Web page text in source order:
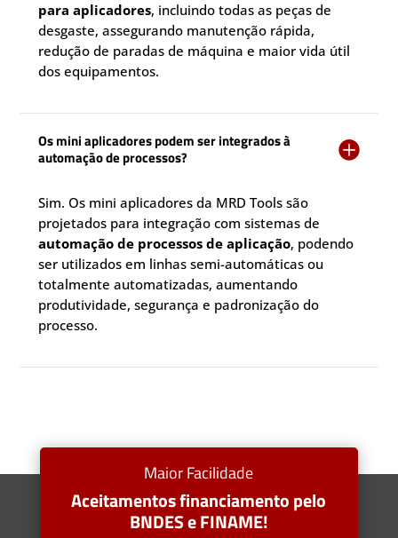
para aplicadores, incluindo todas as peças de
desgaste, assegurando manutenção rápida,
redução de paradas de máquina e maior vida útil
dos equipamentos.
Os mini aplicadores podem ser integrados à
automação de processos?

Sim. Os mini aplicadores da MRD Tools são
projetados para integração com sistemas de
automação de processos de aplicação, podendo
ser utilizados em linhas semi-automáticas ou
totalmente automatizadas, aumentando
produtividade, segurança e padronização do
processo.
Maior Facilidade
Aceitamentos financiamento pelo
BNDES e FINAME!